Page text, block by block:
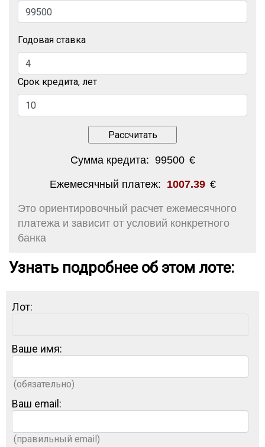
Годовая ставка
Срок кредита, лет
Сумма кредита: 99500 €
Ежемесячный платеж: 1007.39 €
Это ориентировочный расчет ежемесячного
платежа и зависит от условий конкретного
банка
Узнать подробнее об этом лоте:
Лот:
Ваше имя:
(обязательно)
Ваш email:
(правильный email)